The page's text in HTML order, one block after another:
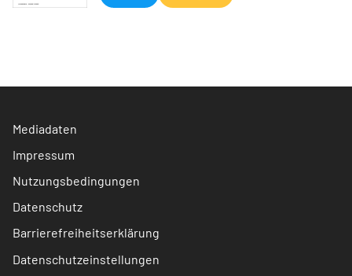
Mediadaten
Impressum
Nutzungsbedingungen
Datenschutz
Barrierefreiheitserklärung
Datenschutzeinstellungen